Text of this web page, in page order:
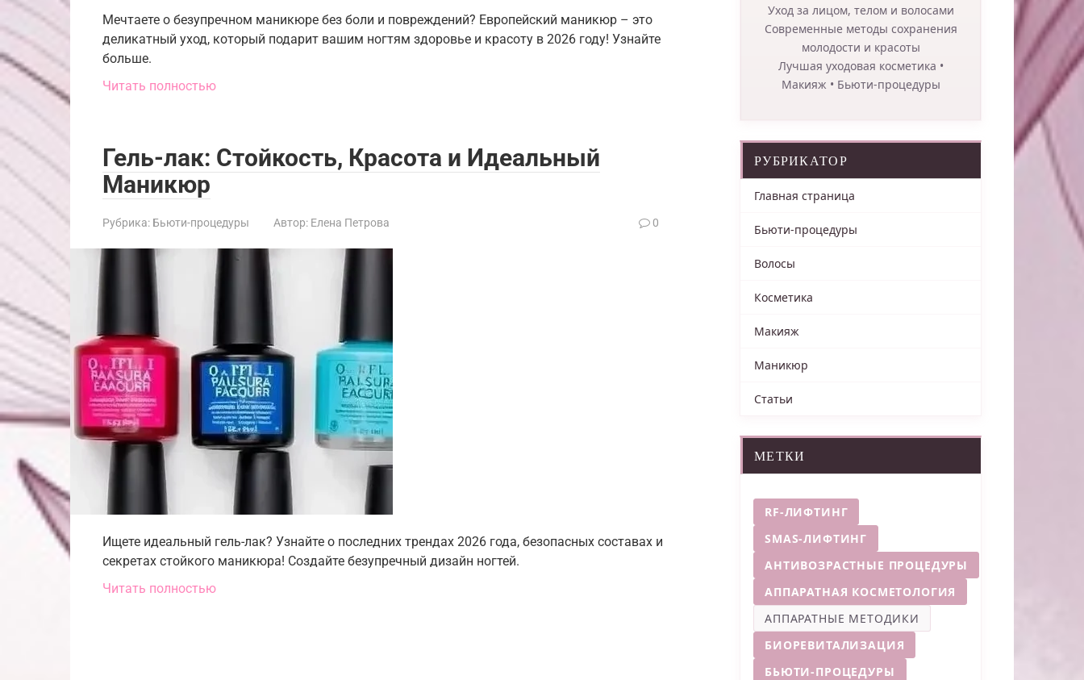
Мечтаете о безупречном маникюре без боли и повреждений? Европейский маникюр – это
деликатный уход, который подарит вашим ногтям здоровье и красоту в 2026 году! Узнайте
больше.
Читать полностью
Гель-лак: Стойкость, Красота и Идеальный
Маникюр
Рубрика: Бьюти-процедуры Автор: Елена Петрова 0
Ищете идеальный гель-лак? Узнайте о последних трендах 2026 года, безопасных составах и
секретах стойкого маникюра! Создайте безупречный дизайн ногтей.
Читать полностью
Уход за лицом, телом и волосами
Современные методы сохранения
молодости и красоты
Лучшая уходовая косметика •
Макияж • Бьюти-процедуры
РУБРИКАТОР
Главная страница
Бьюти-процедуры
Волосы
Косметика
Макияж
Маникюр
Статьи
МЕТКИ
RF-ЛИФТИНГ
SMAS-ЛИФТИНГ
АНТИВОЗРАСТНЫЕ ПРОЦЕДУРЫ
АППАРАТНАЯ КОСМЕТОЛОГИЯ
АППАРАТНЫЕ МЕТОДИКИ
БИОРЕВИТАЛИЗАЦИЯ
БЬЮТИ-ПРОЦЕДУРЫ